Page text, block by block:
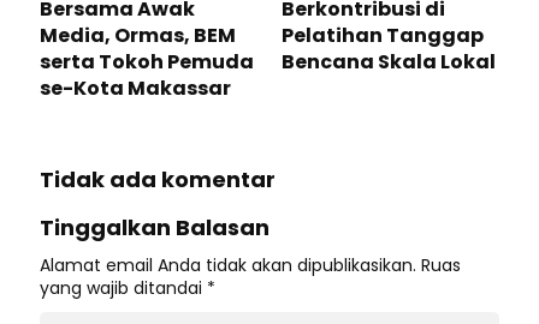
Bersama Awak
Media, Ormas, BEM
serta Tokoh Pemuda
se-Kota Makassar
Berkontribusi di
Pelatihan Tanggap
Bencana Skala Lokal
Tidak ada komentar
Tinggalkan Balasan
Alamat email Anda tidak akan dipublikasikan. Ruas
yang wajib ditandai *